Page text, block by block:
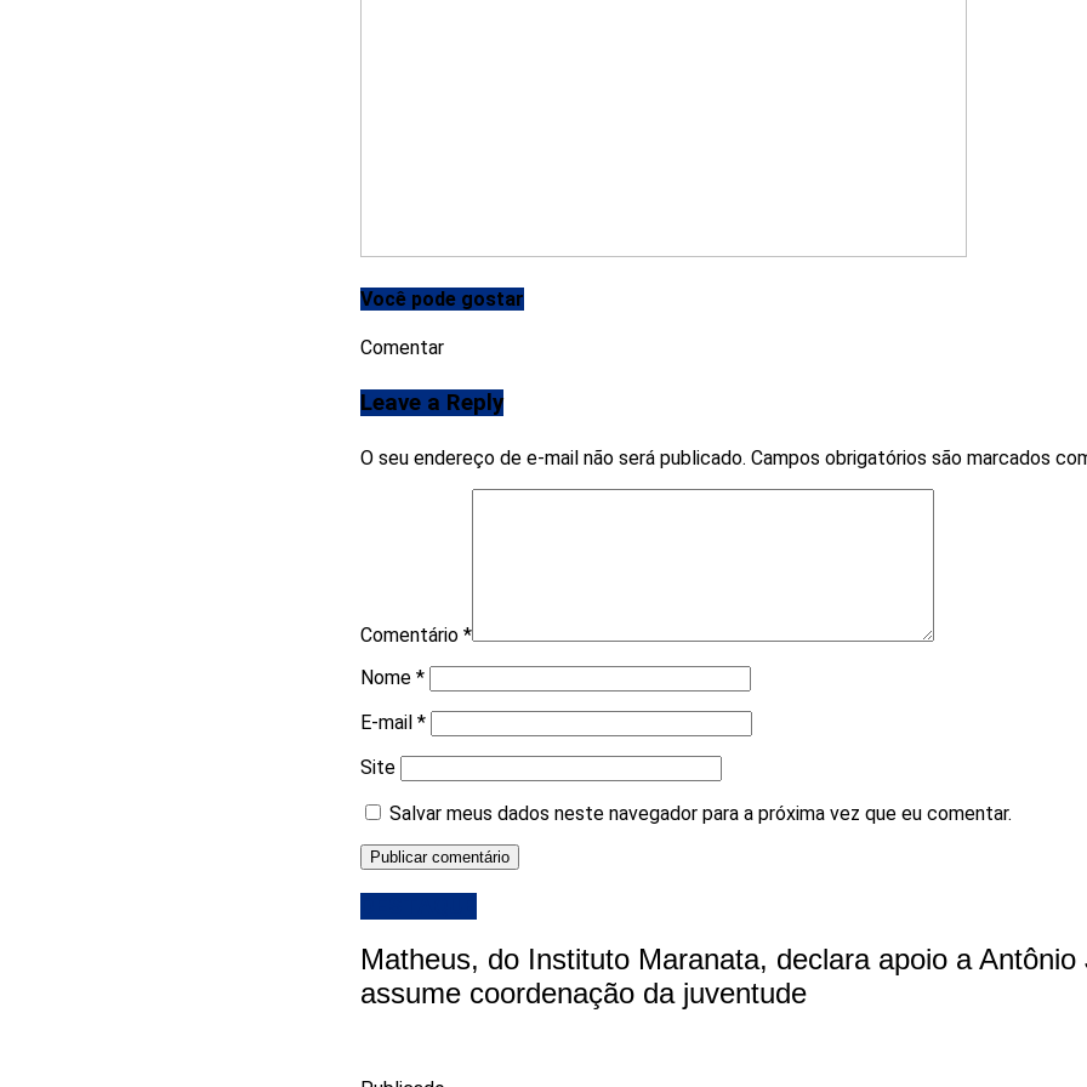
Você pode gostar
Comentar
Leave a Reply
O seu endereço de e-mail não será publicado. Campos obrigatórios são marcados
Comentário *
Nome *
E-mail *
Site
Salvar meus dados neste navegador para a próxima vez que eu comentar.
Matheus, do Instituto Maranata, declara apoio a Antônio
assume coordenação da juventude